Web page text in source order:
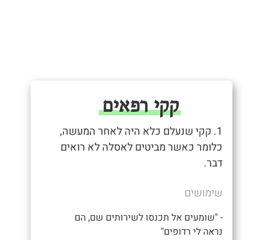
קקי רפאים
1. קקי שנעלם כלא היה לאחר המעשה,
כלומר כאשר מביטים לאסלה לא רואים
דבר.
שימושים
- "שומעים אל תכנסו לשירותים שם, הם
נראה לי רדופים"